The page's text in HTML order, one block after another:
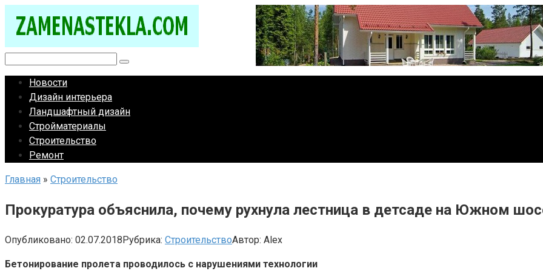
Новости
Дизайн интерьера
Ландшафтный дизайн
Стройматериалы
Строительство
Ремонт
Главная » Строительство
Прокуратура объяснила, почему рухнула лестница в детсаде на Южном
Опубликовано: 02.07.2018Рубрика: СтроительствоАвтор: Alex
Бетонирование пролета проводилось с нарушениями технологии